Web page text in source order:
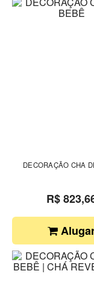
DECORAÇÃO CHA
R$